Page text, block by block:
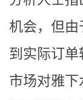
机会，但由
到实际订
市场对雅